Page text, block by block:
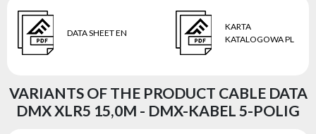
DATA SHEET EN
KARTA
KATALOGOWA PL
VARIANTS OF THE PRODUCT CABLE DATA
DMX XLR5 15,0M - DMX-KABEL 5-POLIG